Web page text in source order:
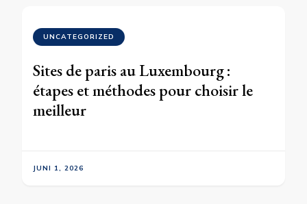
UNCATEGORIZED
Sites de paris au Luxembourg :
étapes et méthodes pour choisir le
meilleur
JUNI 1, 2026